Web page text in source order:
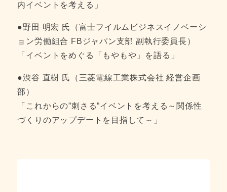
内イベントを考える」
●野田 明宏 氏（富士フイルムビジネスイノベーシ
ョン労働組合 FBジャパン支部 副執行委員長）
「イベントをめぐる「もやもや」を語る」
●渋谷 直樹 氏（三菱電線工業株式会社 経営企画
部）
「これからの”刺さる”イベントを考える～関係性
づくりのアップデートを目指して～」